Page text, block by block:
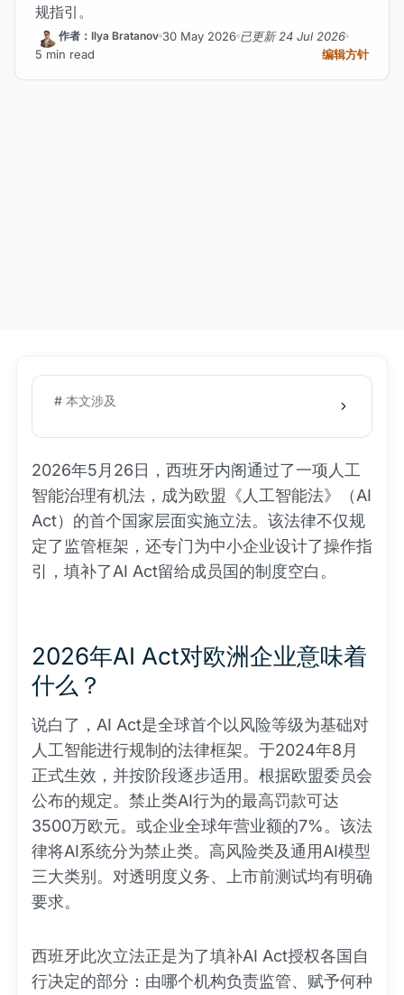
规指引。
作者：Ilya Bratanov 30 May 2026 已更新 24 Jul 2026
5 min read
编辑方针
# 本文涉及
2026年5月26日，西班牙内阁通过了一项人工
智能治理有机法，成为欧盟《人工智能法》（AI
Act）的首个国家层面实施立法。该法律不仅规
定了监管框架，还专门为中小企业设计了操作指
引，填补了AI Act留给成员国的制度空白。
2026年AI Act对欧洲企业意味着
什么？
说白了，AI Act是全球首个以风险等级为基础对
人工智能进行规制的法律框架。于2024年8月
正式生效，并按阶段逐步适用。根据欧盟委员会
公布的规定。禁止类AI行为的最高罚款可达
3500万欧元。或企业全球年营业额的7%。该法
律将AI系统分为禁止类。高风险类及通用AI模型
三大类别。对透明度义务、上市前测试均有明确
要求。
西班牙此次立法正是为了填补AI Act授权各国自
行决定的部分：由哪个机构负责监管、赋予何种